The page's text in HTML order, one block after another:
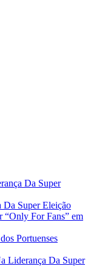
Da Super
Da Super Eleição
“Only For Fans” em
Portuenses
Liderança Da Super